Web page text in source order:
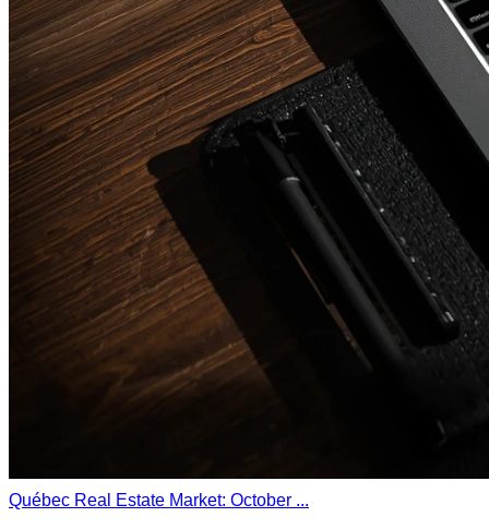
Québec Real Estate Market: October ...